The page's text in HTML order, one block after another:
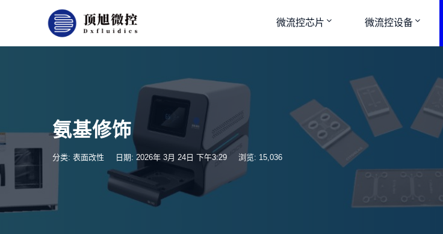
微流控芯片 微流控设备
氨基修饰
分类: 表面改性 日期: 2026年 3月 24日 下午3:29 浏览: 15,036